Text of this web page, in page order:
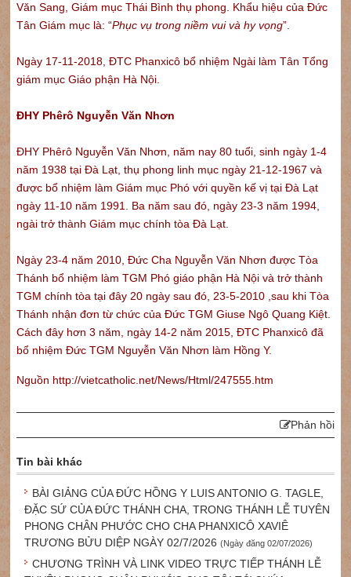
Văn Sang, Giám mục Thái Bình thụ phong. Khẩu hiệu của Đức
Tân Giám mục là: “Phục vụ trong niềm vui và hy vọng”.
Ngày 17-11-2018, ĐTC Phanxicô bổ nhiệm Ngài làm Tân Tổng
giám mục Giáo phận Hà Nội.
ĐHY Phêrô Nguyễn Văn Nhơn
ĐHY Phêrô Nguyễn Văn Nhơn, năm nay 80 tuổi, sinh ngày 1-4
năm 1938 tại Đà Lạt, thụ phong linh mục ngày 21-12-1967 và
được bổ nhiệm làm Giám mục Phó với quyền kế vị tại Đà Lạt
ngày 11-10 năm 1991. Ba năm sau đó, ngày 23-3 năm 1994,
ngài trở thành Giám mục chính tòa Đà Lạt.
Ngày 23-4 năm 2010, Đức Cha Nguyễn Văn Nhơn được Tòa
Thánh bổ nhiệm làm TGM Phó giáo phận Hà Nội và trở thành
TGM chính tòa tại đây 20 ngày sau đó, 23-5-2010 ,sau khi Tòa
Thánh nhận đơn từ chức của Đức TGM Giuse Ngô Quang Kiệt.
Cách đây hơn 3 năm, ngày 14-2 năm 2015, ĐTC Phanxicô đã
bổ nhiệm Đức TGM Nguyễn Văn Nhơn làm Hồng Y.
Nguồn http://vietcatholic.net/News/Html/247555.htm
Phản hồi
Tin bài khác
BÀI GIẢNG CỦA ĐỨC HỒNG Y LUIS ANTONIO G. TAGLE,
ĐẶC SỨ CỦA ĐỨC THÁNH CHA, TRONG THÁNH LỄ TUYÊN
PHONG CHÂN PHƯỚC CHO CHA PHANXICÔ XAVIÊ
TRƯƠNG BỬU DIỆP NGÀY 02/7/2026(Ngày đăng 02/07/2026)
CHƯƠNG TRÌNH VÀ LINK VIDEO TRỰC TIẾP THÁNH LỄ